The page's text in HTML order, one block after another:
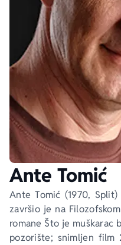
Ante Tomić
Ante Tomić (1970,
završio je na
romane Što je muškarac
pozorište; snimljen film
Ekranizovane knjige
Za poklon
E-knjige
Autori
Poezija
Lični razvoj i popularna
Biografija
Bojan Ljubenović
Dejan Tiago-Stanković
Milica Jakovljević Mir-Jam
Peter Handke
Harlan Koben
Elif Šafak